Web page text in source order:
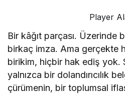
Player
Bir kâğıt parçası. Üzerinde
birkaç imza. Ama gerçekte
birikim, hiçbir hak ediş yok.
yalnızca bir dolandırıcılık
çürümenin, bir toplumsal